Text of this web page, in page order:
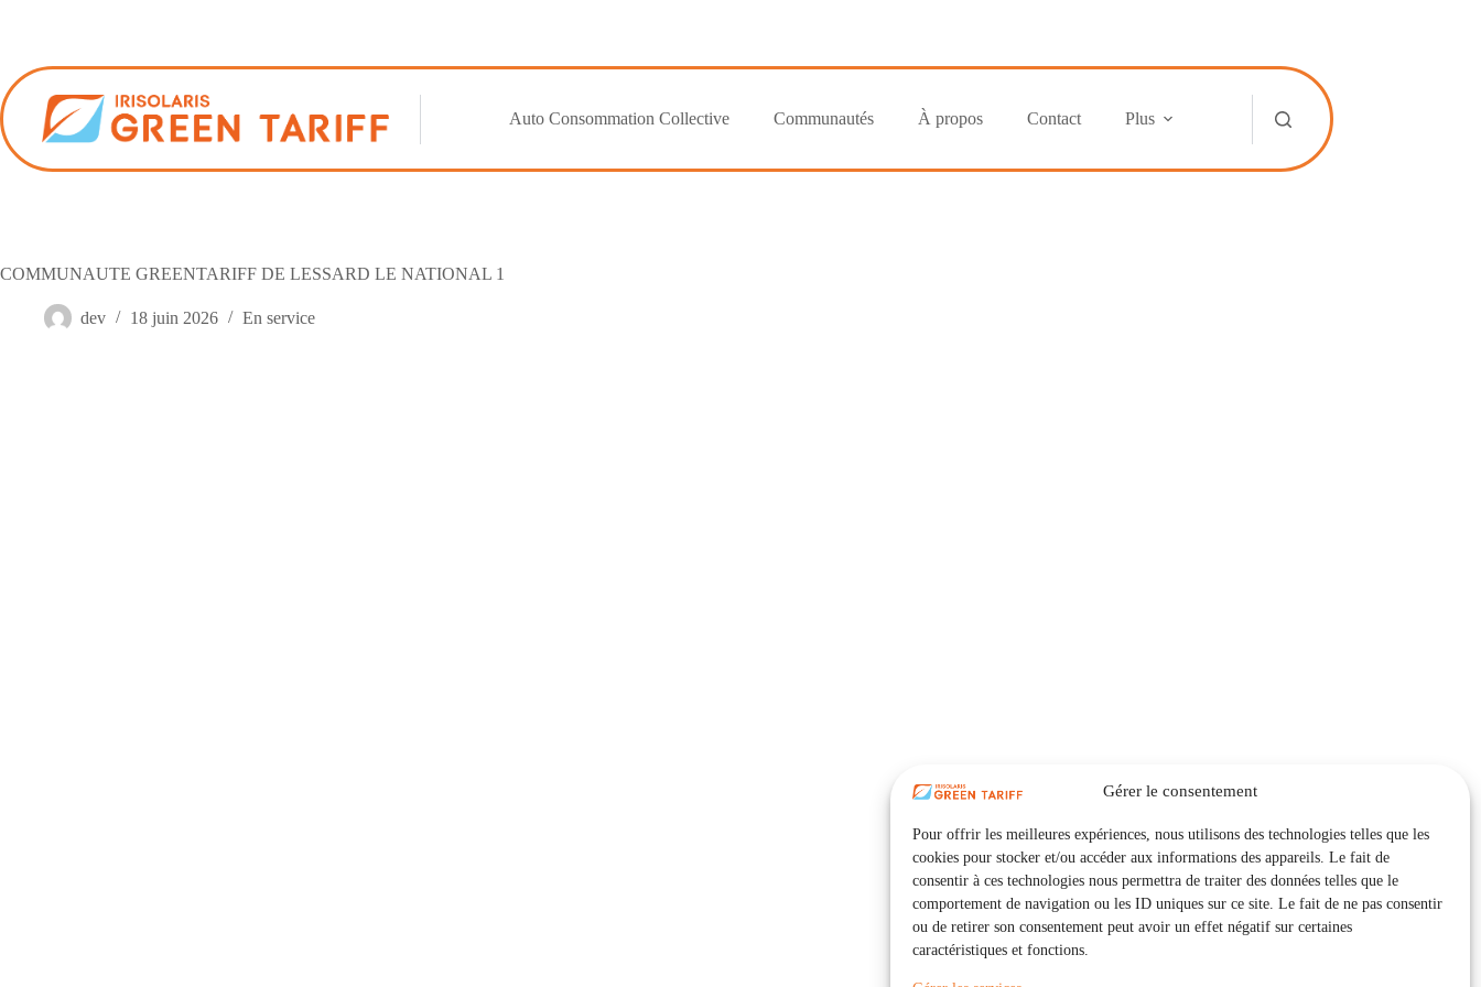
Gérer le consentement
Pour offrir les meilleures expériences, nous utilisons des technologies telles que les
cookies pour stocker et/ou accéder aux informations des appareils. Le fait de
consentir à ces technologies nous permettra de traiter des données telles que le
comportement de navigation ou les ID uniques sur ce site. Le fait de ne pas consentir
ou de retirer son consentement peut avoir un effet négatif sur certaines
caractéristiques et fonctions.
Auto Consommation Collective Communautés À propos Contact Plus
COMMUNAUTE GREENTARIFF DE LESSARD LE NATIONAL 1
dev 18 juin 2026 En service